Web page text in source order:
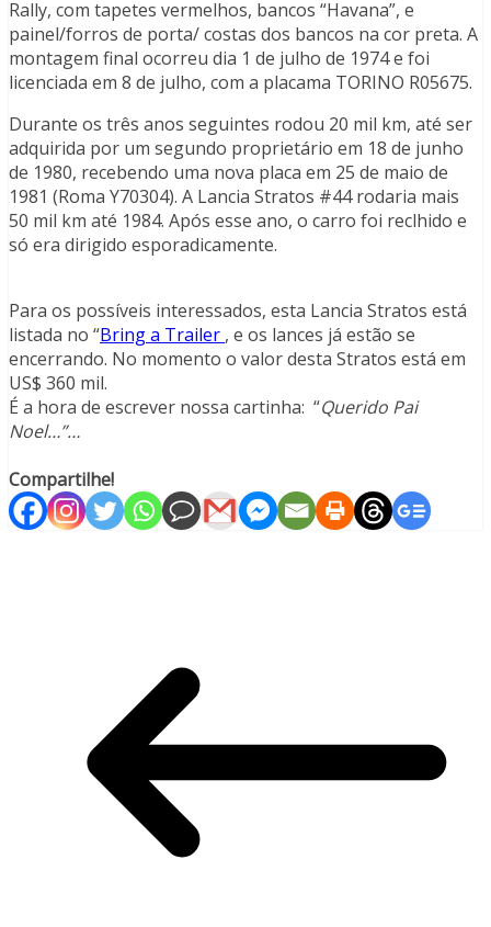
Rally, com tapetes vermelhos, bancos “Havana”, e
painel/forros de porta/ costas dos bancos na cor preta. A
montagem final ocorreu dia 1 de julho de 1974 e foi
licenciada em 8 de julho, com a placama TORINO R05675.
Durante os três anos seguintes rodou 20 mil km, até ser
adquirida por um segundo proprietário em 18 de junho
de 1980, recebendo uma nova placa em 25 de maio de
1981 (Roma Y70304). A Lancia Stratos #44 rodaria mais
50 mil km até 1984. Após esse ano, o carro foi reclhido e
só era dirigido esporadicamente.
Para os possíveis interessados, esta Lancia Stratos está
listada no “Bring a Trailer , e os lances já estão se
encerrando. No momento o valor desta Stratos está em
US$ 360 mil.
É a hora de escrever nossa cartinha: “Querido Pai
Noel…”…
Compartilhe!